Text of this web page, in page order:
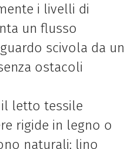
i livelli di
un flusso
scivola da un
ostacoli
letto tessile
rigide in legno o
naturali: lino